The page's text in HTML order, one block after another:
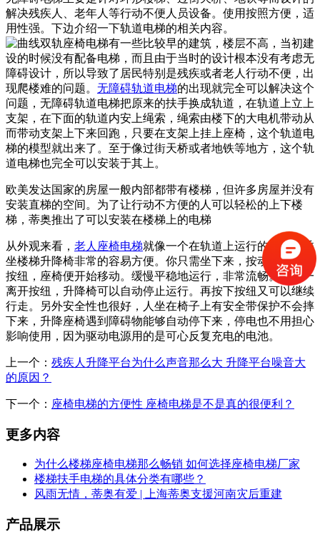
解决残疾人、老年人等行动不便人员设备。使用按照方便，适
用性强。下边介绍一下轨道电梯的相关内容。
有一些比较早的建筑，楼层不高，当初建
设的时候没有配备电梯，而且由于当时的设计根本没有考虑无
障碍设计，所以导致了居民特别是残疾或者老人行动不便，出
现爬楼难的问题。 无障碍轨道电梯的出现就完全可以解决这个
问题，无障碍轨道电梯把原来的扶手换成轨道，在轨道上立上
支架，在下面的轨道内安上绳索，绳索由楼下的大电机带动从
而带动支架上下来回跑，只要在支架上挂上座椅，这个轨道电
梯的模型就出来了。至于像过街天桥或者地铁等地方，这个轨
道电梯也完全可以安装于其上。
欧美发达国家的房屋一般内部都带有楼梯，但许多房屋并没有
安装直梯的空间。为了让行动不方便的人可以轻松的上下楼
梯，蒂奥推出了可以安装在楼梯上的电梯
从外观来看， 老人座椅电梯就像一个在轨道上运行的椅子。乘
坐楼梯升降椅非常的容易方便。你只需坐下来，按动扶手上的
按纽，座椅便开始移动。缓慢平稳地运行，非常流畅。当手一
离开按纽，升降椅可以自动停止运行。再按下按纽又可以继续
行走。另外安全性也很好，人坐在椅子上有安全带保护不会摔
下来，升降座椅遇到障碍物能够自动停下来，停电也不用担心
影响使用，因为驱动电源用的是可心反复充电的电池。
上一个： 残疾人升降平台为什么声音那么大 升降平台噪音大
的原因？
下一个： 座椅电梯的方便性 座椅电梯是不是真的很便利？
更多内容
为什么楼梯座椅电梯那么畅销 如何选择座椅电梯厂家
楼梯扶手电梯的具体分类有哪些？
风雨无情，蒂奥有爱 | 上海蒂奥支援河南灾后重建
产品展示